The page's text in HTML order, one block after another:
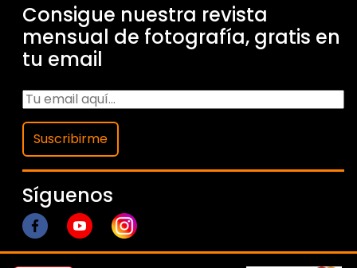
Consigue nuestra revista
mensual de fotografía, gratis en
tu email
Suscribirme
Síguenos